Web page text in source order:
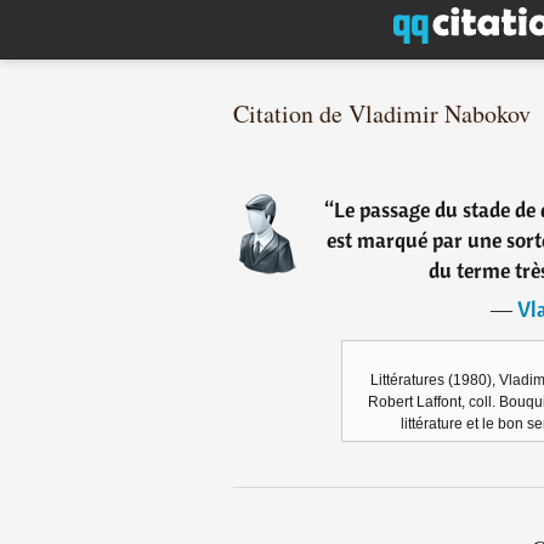
Citation de Vladimir Nabokov
“Le passage du stade
est marqué par une
du terme
―
Littératures (1980),
Robert Laffont, coll.
littérature et le bon